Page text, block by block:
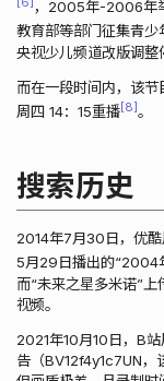
，2005年-2006年
教育部等部门征集青
央视少儿频道改版调整
而在一段时间内，该
周四 14：15重播 8 。
搜索历史
2014年7月30日，优
5月29日播出的“2004
而“未来之星多米诺”
视频。
2021年10月10日，B
告（BV12f4y1c7UN，